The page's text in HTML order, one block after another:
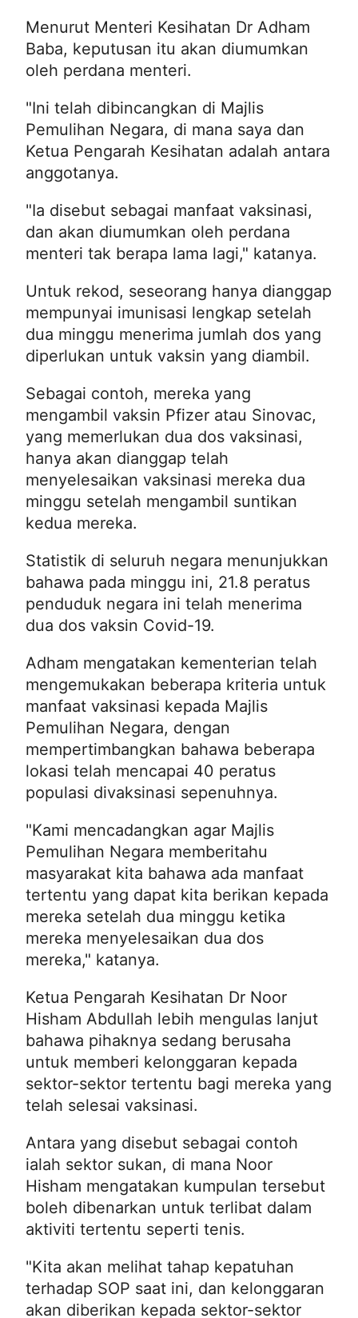
Menurut Menteri Kesihatan Dr Adham
Baba, keputusan itu akan diumumkan
oleh perdana menteri.
"Ini telah dibincangkan di Majlis
Pemulihan Negara, di mana saya dan
Ketua Pengarah Kesihatan adalah antara
anggotanya.
"Ia disebut sebagai manfaat vaksinasi,
dan akan diumumkan oleh perdana
menteri tak berapa lama lagi," katanya.
Untuk rekod, seseorang hanya dianggap
mempunyai imunisasi lengkap setelah
dua minggu menerima jumlah dos yang
diperlukan untuk vaksin yang diambil.
Sebagai contoh, mereka yang
mengambil vaksin Pfizer atau Sinovac,
yang memerlukan dua dos vaksinasi,
hanya akan dianggap telah
menyelesaikan vaksinasi mereka dua
minggu setelah mengambil suntikan
kedua mereka.
Statistik di seluruh negara menunjukkan
bahawa pada minggu ini, 21.8 peratus
penduduk negara ini telah menerima
dua dos vaksin Covid-19.
Adham mengatakan kementerian telah
mengemukakan beberapa kriteria untuk
manfaat vaksinasi kepada Majlis
Pemulihan Negara, dengan
mempertimbangkan bahawa beberapa
lokasi telah mencapai 40 peratus
populasi divaksinasi sepenuhnya.
"Kami mencadangkan agar Majlis
Pemulihan Negara memberitahu
masyarakat kita bahawa ada manfaat
tertentu yang dapat kita berikan kepada
mereka setelah dua minggu ketika
mereka menyelesaikan dua dos
mereka," katanya.
Ketua Pengarah Kesihatan Dr Noor
Hisham Abdullah lebih mengulas lanjut
bahawa pihaknya sedang berusaha
untuk memberi kelonggaran kepada
sektor-sektor tertentu bagi mereka yang
telah selesai vaksinasi.
Antara yang disebut sebagai contoh
ialah sektor sukan, di mana Noor
Hisham mengatakan kumpulan tersebut
boleh dibenarkan untuk terlibat dalam
aktiviti tertentu seperti tenis.
"Kita akan melihat tahap kepatuhan
terhadap SOP saat ini, dan kelonggaran
akan diberikan kepada sektor-sektor